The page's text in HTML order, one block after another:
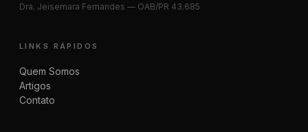
Dra. Jeisemara Fernandes — OAB/PR 43.685
LINKS RÁPIDOS
Quem Somos
Artigos
Contato